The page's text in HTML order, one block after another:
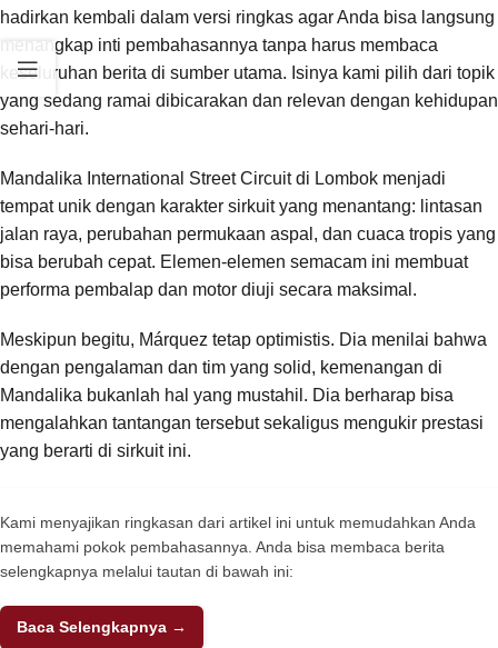
hadirkan kembali dalam versi ringkas agar Anda bisa langsung
menangkap inti pembahasannya tanpa harus membaca
keseluruhan berita di sumber utama. Isinya kami pilih dari topik
yang sedang ramai dibicarakan dan relevan dengan kehidupan
sehari-hari.
Mandalika International Street Circuit di Lombok menjadi
tempat unik dengan karakter sirkuit yang menantang: lintasan
jalan raya, perubahan permukaan aspal, dan cuaca tropis yang
bisa berubah cepat. Elemen-elemen semacam ini membuat
performa pembalap dan motor diuji secara maksimal.
Meskipun begitu, Márquez tetap optimistis. Dia menilai bahwa
dengan pengalaman dan tim yang solid, kemenangan di
Mandalika bukanlah hal yang mustahil. Dia berharap bisa
mengalahkan tantangan tersebut sekaligus mengukir prestasi
yang berarti di sirkuit ini.
Kami menyajikan ringkasan dari artikel ini untuk memudahkan Anda
memahami pokok pembahasannya. Anda bisa membaca berita
selengkapnya melalui tautan di bawah ini:
Baca Selengkapnya →